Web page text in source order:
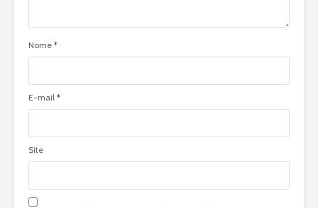
Nome *
E-mail *
Site